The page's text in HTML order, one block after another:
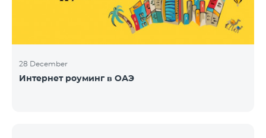
28 December
Интернет роуминг в ОАЭ